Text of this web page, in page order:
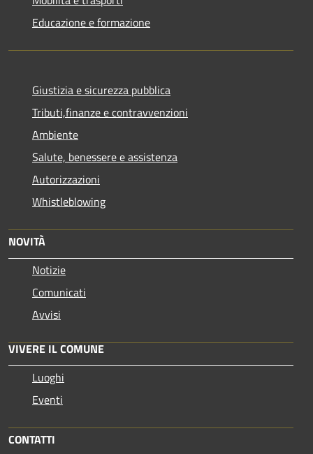
Educazione e formazione
Giustizia e sicurezza pubblica
Tributi,finanze e contravvenzioni
Ambiente
Salute, benessere e assistenza
Autorizzazioni
Whistleblowing
NOVITÀ
Notizie
Comunicati
Avvisi
VIVERE IL COMUNE
Luoghi
Eventi
CONTATTI